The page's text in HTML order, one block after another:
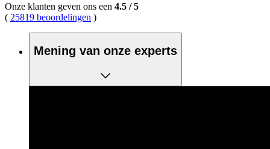
Onze klanten geven ons een 4.5 /5
( 25819 beoordelingen )
Mening van onze experts